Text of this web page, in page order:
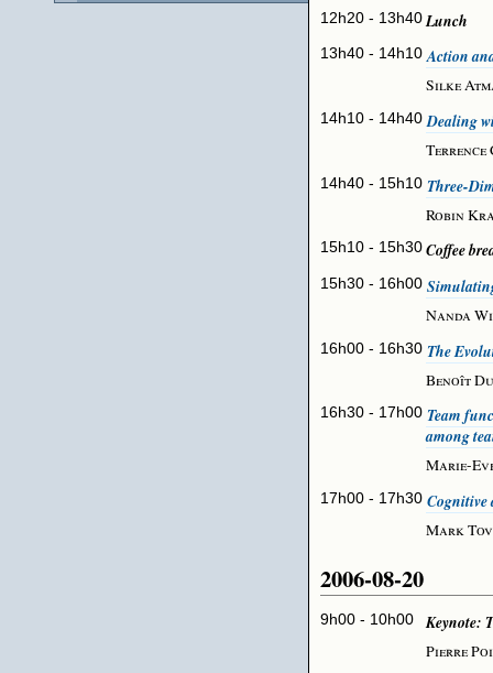
12h20 - 13h40 Lunch
13h40 - 14h10 Action
Silke
14h10 - 14h40 Dealing
Terrence
14h40 - 15h10 Three-
Robin
15h10 - 15h30 Coffee
15h30 - 16h00
Nanda
16h00 - 16h30 The
Benoît
16h30 - 17h00 Team
among
Marie-
17h00 - 17h30 Cognitive
Mark
2006-08-20
9h00 - 10h00
Keynote:
Pierre